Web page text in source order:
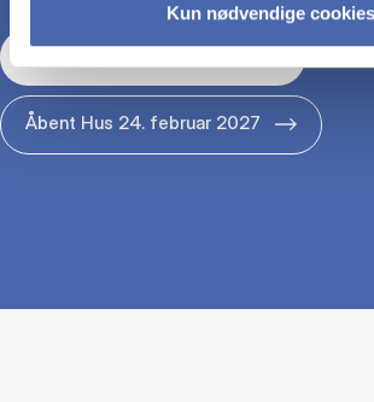
Kun nødvendige cookies
Åbent Hus 29. januar 2027
Åbent Hus 24. februar 2027